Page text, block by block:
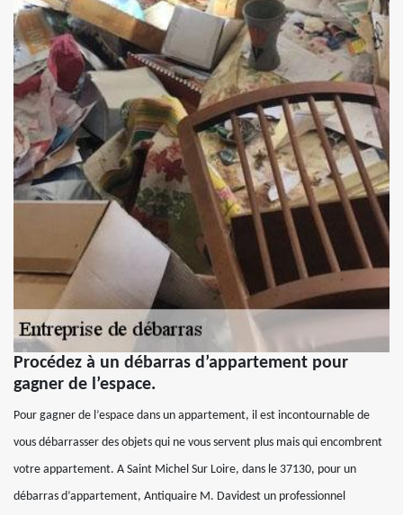
Procédez à un débarras d’appartement pour
gagner de l’espace.
Pour gagner de l’espace dans un appartement, il est incontournable de
vous débarrasser des objets qui ne vous servent plus mais qui encombrent
votre appartement. A Saint Michel Sur Loire, dans le 37130, pour un
débarras d’appartement, Antiquaire M. Davidest un professionnel